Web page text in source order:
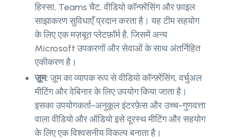
हिस्सा, Teams चैट, वीडियो कॉन्फ़्रेंसिंग और फ़ाइल
साझाकरण सुविधाएँ प्रदान करता है। यह टीम सहयोग
के लिए एक मज़बूत प्लेटफ़ॉर्म है, जिसमें अन्य
Microsoft उपकरणों और सेवाओं के साथ अंतर्निहित
एकीकरण है।
ज़ूम:ज़ूम का व्यापक रूप से वीडियो कॉन्फ़्रेंसिंग, वर्चुअल
मीटिंग और वेबिनार के लिए उपयोग किया जाता है।
इसका उपयोगकर्ता-अनुकूल इंटरफ़ेस और उच्च-गुणवत्ता
वाला वीडियो और ऑडियो इसे दूरस्थ मीटिंग और सहयोग
के लिए एक विश्वसनीय विकल्प बनाता है।